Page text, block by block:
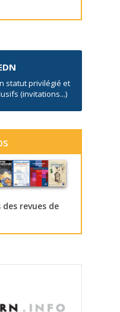
statut privilégié et
(invitations...)
revues de